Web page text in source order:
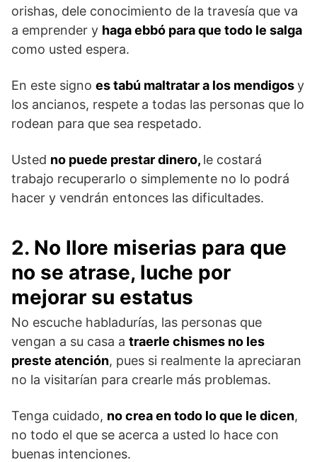
orishas, dele conocimiento de la travesía que va
a emprender y haga ebbó para que todo le salga
como usted espera.
En este signo es tabú maltratar a los mendigosy
los ancianos, respete a todas las personas que lo
rodean para que sea respetado.
Usted no puede prestar dinero, le costará
trabajo recuperarlo o simplemente no lo podrá
hacer y vendrán entonces las dificultades.
2. No llore miserias para que
no se atrase, luche por
mejorar su estatus
No escuche habladurías, las personas que
vengan a su casa a traerle chismes no les
preste atención, pues si realmente la apreciaran
no la visitarían para crearle más problemas.
Tenga cuidado, no crea en todo lo que le dicen,
no todo el que se acerca a usted lo hace con
buenas intenciones.